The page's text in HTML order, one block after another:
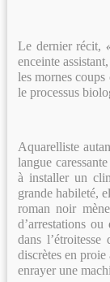
Le dernier récit,
enceinte
les mornes
le processus
Aquarelliste
langue
à installer un
grande habileté,
roman noir
d’arrestations
dans
discrètes en
enrayer une